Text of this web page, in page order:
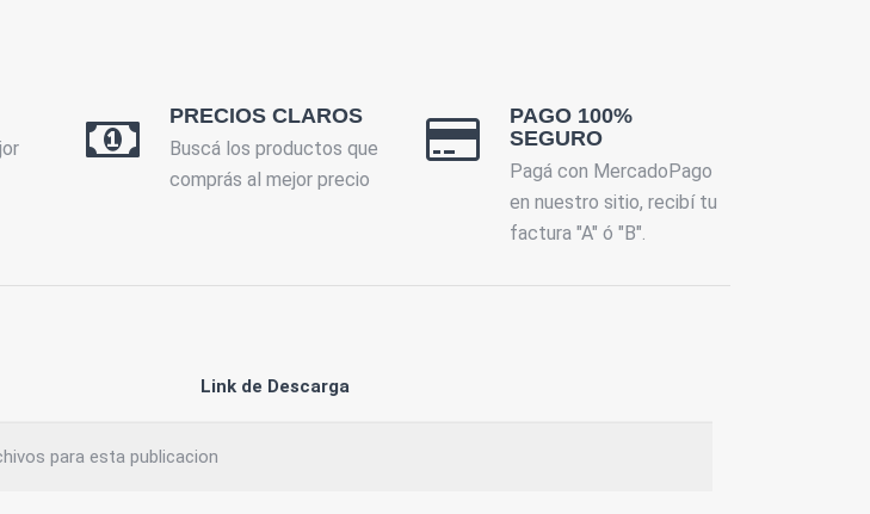
PRECIOS CLAROS
Buscá los productos que
comprás al mejor precio
PAGO 100%
SEGURO
Pagá con MercadoPago
en nuestro sitio, recibí tu
factura "A" ó "B".
Link de Descarga
para esta publicacion